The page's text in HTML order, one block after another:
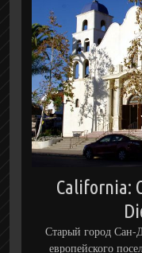
California:
Старый город Сан-
европейского